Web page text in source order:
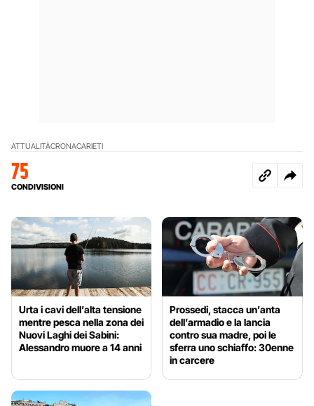
ATTUALITÀCRONACARIETI
75
CONDIVISIONI
Urta i cavi dell’alta tensione
mentre pesca nella zona dei
Nuovi Laghi dei Sabini:
Alessandro muore a 14 anni
Prossedi, stacca un’anta
dell’armadio e la lancia
contro sua madre, poi le
sferra uno schiaffo: 30enne
in carcere